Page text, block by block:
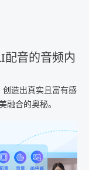
配音的音频内
造出真实且富有感
融合的奥秘。